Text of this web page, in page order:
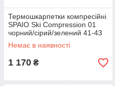
Термошкарпетки компресійні
SPAIO Ski Compression 01
чорний/сірий/зелений 41-43
(5901282514665)
Немає в наявності
1 170 ₴